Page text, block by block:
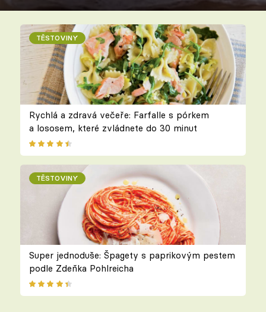
TĚSTOVINY
Rychlá a zdravá večeře: Farfalle s pórkem
a lososem, které zvládnete do 30 minut
TĚSTOVINY
Super jednoduše: Špagety s paprikovým pestem
podle Zdeňka Pohlreicha